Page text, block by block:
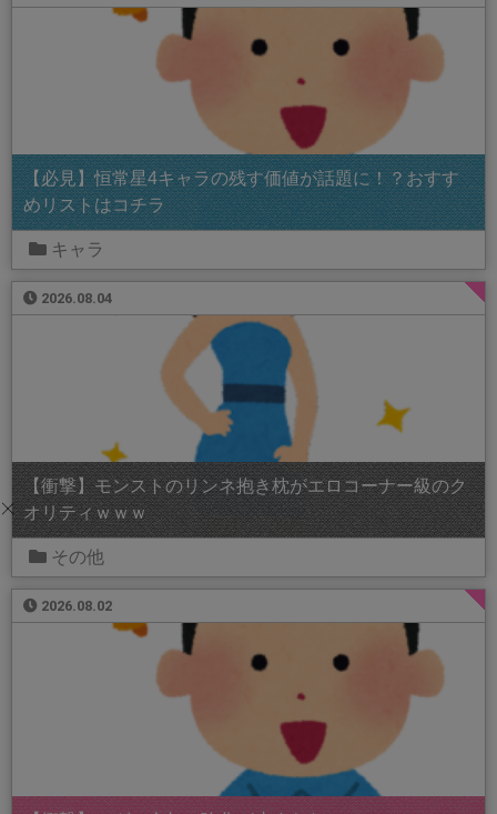
【必見】恒常星4キャラの残す価値が話題に！？おすす
めリストはコチラ
キャラ
2026.08.04
【衝撃】モンストのリンネ抱き枕がエロコーナー級のク
オリティｗｗｗ
その他
2026.08.02